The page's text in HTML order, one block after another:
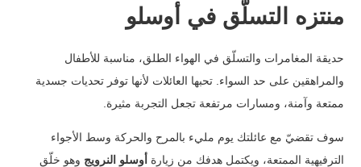
منتزه التسلّق في أوسلو
حديقة المغامرات والتسلّق في الهواء الطلق، مناسبة للأطفال
والمراهقين على حد السواء. تحبها العائلات لأنها توفر تحديات جسدية
ممتعة وآمنة، ومسارات مرتفعة تجعل التجربة مثيرة.
سوف تقضيّ مع عائلتك يوم مليء بالمرح والحركة وسط الأجواء
الترفيهية الممتعة، ويكتمل هدفك من زيارة أوسلو النرويج وهو خلّق